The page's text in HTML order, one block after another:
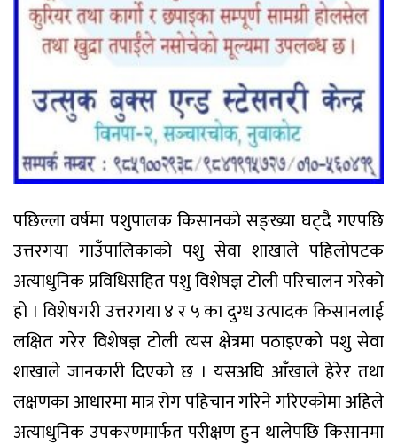
पछिल्ला वर्षमा पशुपालक किसानको सङ्ख्या घट्दै गएपछि
उत्तरगया गाउँपालिकाको पशु सेवा शाखाले पहिलोपटक
अत्याधुनिक प्रविधिसहित पशु विशेषज्ञ टोली परिचालन गरेको
हो । विशेषगरी उत्तरगया ४ र ५ का दुग्ध उत्पादक किसानलाई
लक्षित गरेर विशेषज्ञ टोली त्यस क्षेत्रमा पठाइएको पशु सेवा
शाखाले जानकारी दिएको छ । यसअघि आँखाले हेरेर तथा
लक्षणका आधारमा मात्र रोग पहिचान गरिने गरिएकोमा अहिले
अत्याधुनिक उपकरणमार्फत परीक्षण हुन थालेपछि किसानमा